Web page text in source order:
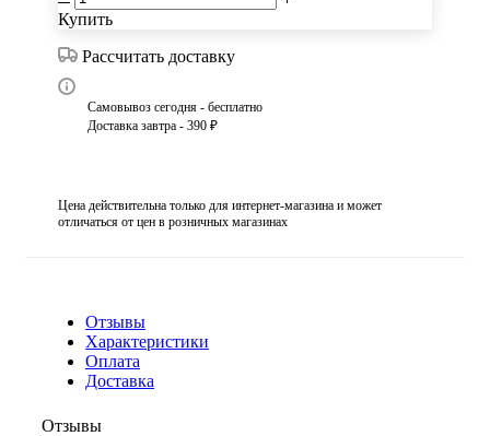
Купить
Рассчитать доставку
Самовывоз сегодня - бесплатно
Доставка завтра - 390 ₽
Цена действительна только для интернет-магазина и может
отличаться от цен в розничных магазинах
Отзывы
Характеристики
Оплата
Доставка
Отзывы